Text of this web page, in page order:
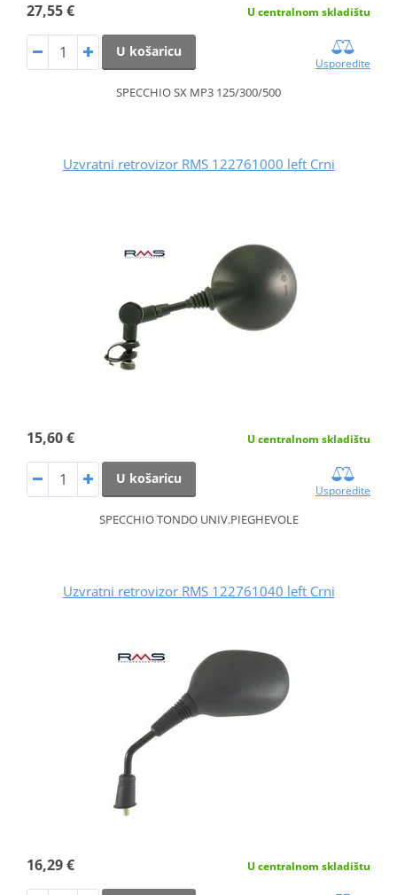
27,55 € U centralnom skladištu
U košaricu
Usporedite
SPECCHIO SX MP3 125/300/500
Uzvratni retrovizor RMS 122761000 left Crni
15,60 € U centralnom skladištu
U košaricu
Usporedite
SPECCHIO TONDO UNIV.PIEGHEVOLE
Uzvratni retrovizor RMS 122761040 left Crni
16,29 € U centralnom skladištu